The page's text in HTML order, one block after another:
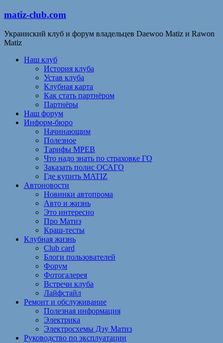
matiz-club.com
Украинский клуб и форум владельцев Daewoo Matiz и Rawon
Matiz
Наш клуб
История клуба
Устав клуба
Клубная карта
Как стать партнёром
Партнёры
Наш форум
Информ-бюро
Начинающим
Полезное
Тарифы МРЕВ
Что надо знать по страховке ГО
Заказать полис ОСАГО
Где купить MATIZ
Автоновости
Новинки автопрома
Авто и жизнь
Это интересно
Про Матиз
Краш-тесты
Клубная жизнь
Club card
Блоги пользователей
Форум
Фотогалерея
Встречи клуба
Лайфстайл
Ремонт и обслуживание
Полезная информация
Электрика
Электросхемы Дэу Матиз
Руководство по эксплуатации